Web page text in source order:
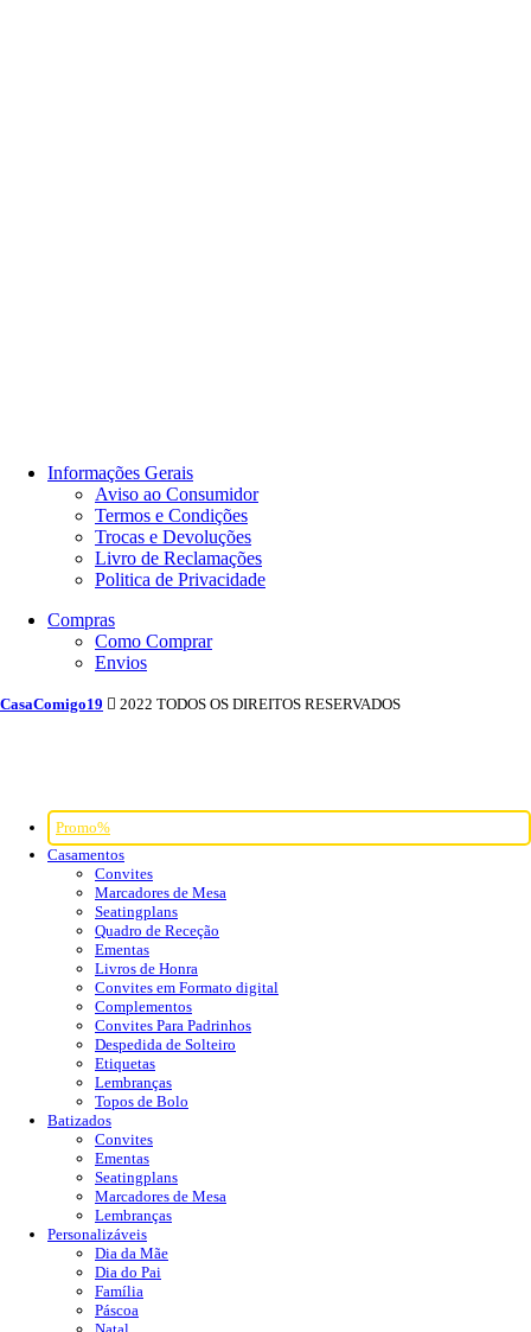
Informações Gerais
Aviso ao Consumidor
Termos e Condições
Trocas e Devoluções
Livro de Reclamações
Politica de Privacidade
Compras
Como Comprar
Envios
CasaComigo19 2022 TODOS OS DIREITOS RESERVADOS
Promo%
Casamentos
Convites
Marcadores de Mesa
Seatingplans
Quadro de Receção
Ementas
Livros de Honra
Convites em Formato digital
Complementos
Convites Para Padrinhos
Despedida de Solteiro
Etiquetas
Lembranças
Topos de Bolo
Batizados
Convites
Ementas
Seatingplans
Marcadores de Mesa
Lembranças
Personalizáveis
Dia da Mãe
Dia do Pai
Família
Páscoa